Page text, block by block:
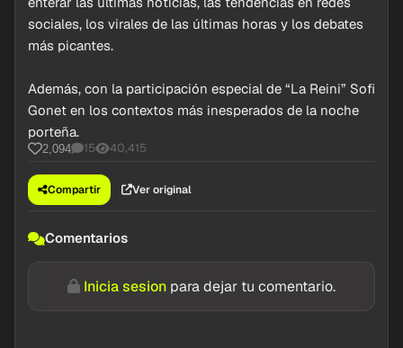
sociales, los virales de las últimas horas y los debates
más picantes.
Además, con la participación especial de “La Reini” Sofi
Gonet en los contextos más inesperados de la noche
porteña.
2,094 15 40,415
Compartir Ver original
Comentarios
Inicia sesion para dejar tu comentario.